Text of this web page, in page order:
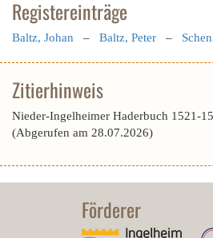
Registereinträge
Baltz, Johan – Baltz, Peter –
Zitierhinweis
Nieder-Ingelheimer Haderbuch 1521-
(Abgerufen am 28.07.2026)
Förderer